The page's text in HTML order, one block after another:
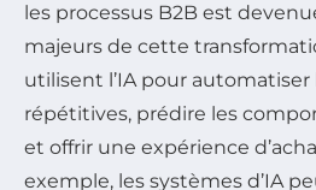
les processus B2B est
majeurs de cette
utilisent l’IA pour automatiser
répétitives, prédire les
et offrir une expérience
exemple, les systèmes d’IA